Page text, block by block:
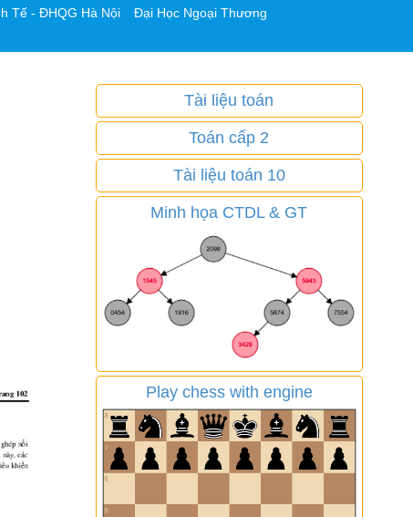
Tế - ĐHQG Hà Nội
Đại Học Ngoại Thương
Tài liệu toán
Toán cấp 2
Tài liệu toán 10
Minh họa CTDL & GT
Play chess with engine